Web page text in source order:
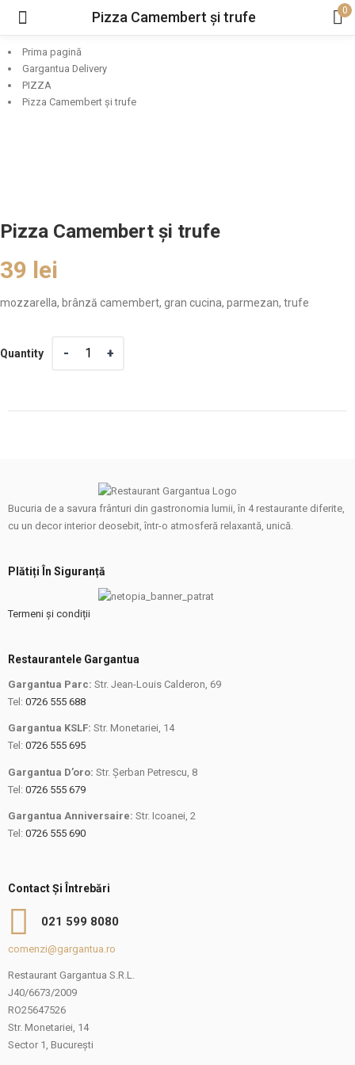
Pizza Camembert și trufe 0
Prima pagină
Gargantua Delivery
PIZZA
Pizza Camembert și trufe
Pizza Camembert și trufe
39 lei
mozzarella, brânză camembert, gran cucina, parmezan, trufe
Quantity
Quantity
Bucuria de a savura frânturi din gastronomia lumii, în 4 restaurante diferite,
cu un decor interior deosebit, într-o atmosferă relaxantă, unică.
Plătiți În Siguranță
Termeni și condiții
Restaurantele Gargantua
Gargantua Parc: Str. Jean-Louis Calderon, 69
Tel: 0726 555 688
Gargantua KSLF: Str. Monetariei, 14
Tel: 0726 555 695
Gargantua D’oro: Str. Șerban Petrescu, 8
Tel: 0726 555 679
Gargantua Anniversaire: Str. Icoanei, 2
Tel: 0726 555 690
Contact Și Întrebări
021 599 8080
comenzi@gargantua.ro
Restaurant Gargantua S.R.L.
J40/6673/2009
RO25647526
Str. Monetariei, 14
Sector 1, București